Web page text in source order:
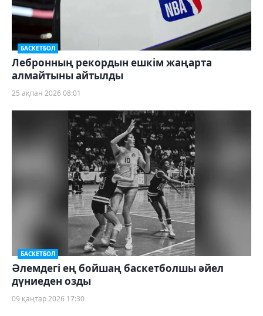
БАСКЕТБОЛ
Лебронның рекордын ешкім жаңарта
алмайтыны айтылды
25 ақпан 2026 08:01
БАСКЕТБОЛ
Әлемдегі ең бойшаң баскетболшы әйел
дүниеден озды
09 қаңтар 2026 17:30